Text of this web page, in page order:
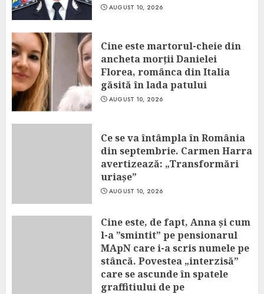
AUGUST 10, 2026
Cine este martorul-cheie din
ancheta morții Danielei
Florea, românca din Italia
găsită în lada patului
AUGUST 10, 2026
Ce se va întâmpla în România
din septembrie. Carmen Harra
avertizează: „Transformări
uriașe”
AUGUST 10, 2026
Cine este, de fapt, Anna și cum
l-a ”smintit” pe pensionarul
MApN care i-a scris numele pe
stâncă. Povestea „interzisă”
care se ascunde în spatele
graffitiului de pe